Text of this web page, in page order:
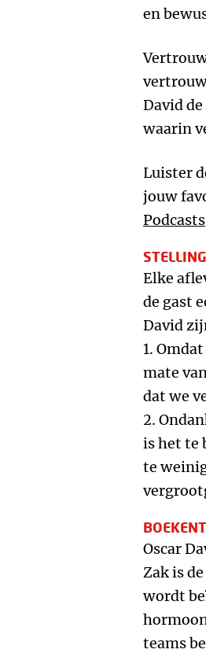
en
David
waarin
Luister
jouw
Podcasts
Elke
de gast
David
1.
mate
dat we
2.
is het te
te
Oscar
Zak is
wordt
teams